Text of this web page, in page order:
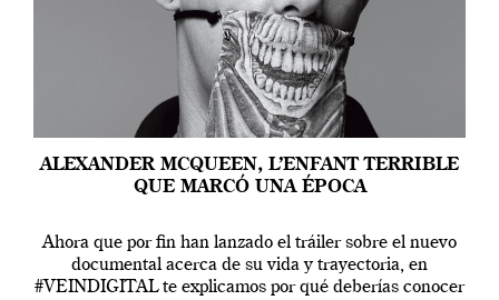
ALEXANDER MCQUEEN, L’ENFANT TERRIBLE
QUE MARCÓ UNA ÉPOCA
Ahora que por fin han lanzado el tráiler sobre el nuevo
documental acerca de su vida y trayectoria, en
#VEINDIGITAL te explicamos por qué deberías conocer